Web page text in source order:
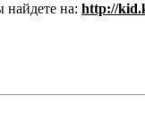
найдете на: http://